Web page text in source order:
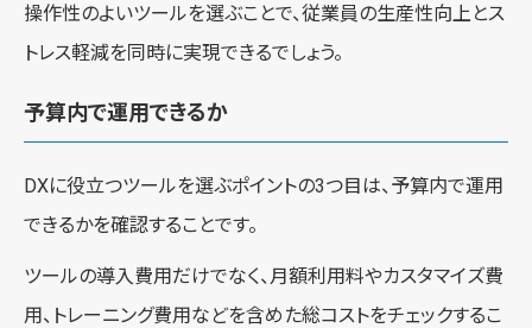
操作性のよいツールを選ぶことで、従業員の生産性向上とス
トレス軽減を同時に実現できるでしょう。
予算内で運用できるか
DXに役立つツールを選ぶポイントの3つ目は、予算内で運用
できるかを確認することです。
ツールの導入費用だけでなく、月額利用料やカスタマイズ費
用、トレーニング費用などを含めた総コストをチェックするこ